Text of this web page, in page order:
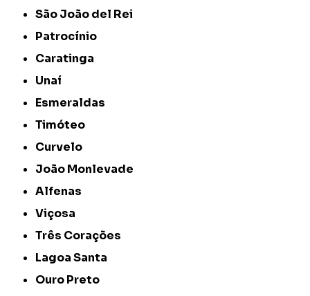
São João del Rei
Patrocínio
Caratinga
Unaí
Esmeraldas
Timóteo
Curvelo
João Monlevade
Alfenas
Viçosa
Três Corações
Lagoa Santa
Ouro Preto